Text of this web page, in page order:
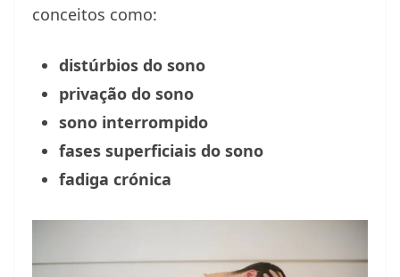
conceitos como:
distúrbios do sono
privação do sono
sono interrompido
fases superficiais do sono
fadiga crónica